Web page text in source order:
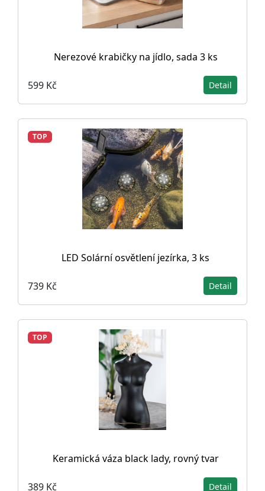
Nerezové krabičky na jídlo, sada 3 ks
599 Kč Detail
TOP
LED Solární osvětlení jezírka, 3 ks
739 Kč Detail
TOP
Keramická váza black lady, rovný tvar
389 Kč Detail